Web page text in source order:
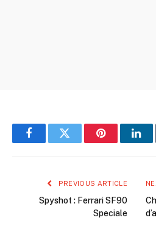
FacebookTwitter Pinterest
PREVIOUS ARTICLE
Spyshot : Ferrari SF90
Speciale